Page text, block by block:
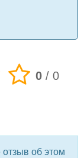
0 / 0
об этом